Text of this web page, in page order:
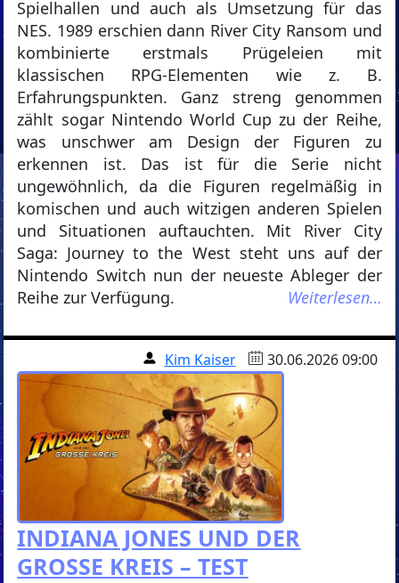
Spielhallen und auch als Umsetzung für das
NES. 1989 erschien dann River City Ransom und
kombinierte erstmals Prügeleien mit
klassischen RPG-Elementen wie z. B.
Erfahrungspunkten. Ganz streng genommen
zählt sogar Nintendo World Cup zu der Reihe,
was unschwer am Design der Figuren zu
erkennen ist. Das ist für die Serie nicht
ungewöhnlich, da die Figuren regelmäßig in
komischen und auch witzigen anderen Spielen
und Situationen auftauchten. Mit River City
Saga: Journey to the West steht uns auf der
Nintendo Switch nun der neueste Ableger der
Reihe zur Verfügung.
Weiterlesen…
Kim Kaiser 30.06.2026 09:00
INDIANA JONES UND DER
GROSSE KREIS – TEST